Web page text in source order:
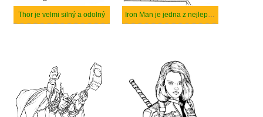
Thor je velmi silný a odolný Iron Man je jedna z nejlepších marvelovských postav.